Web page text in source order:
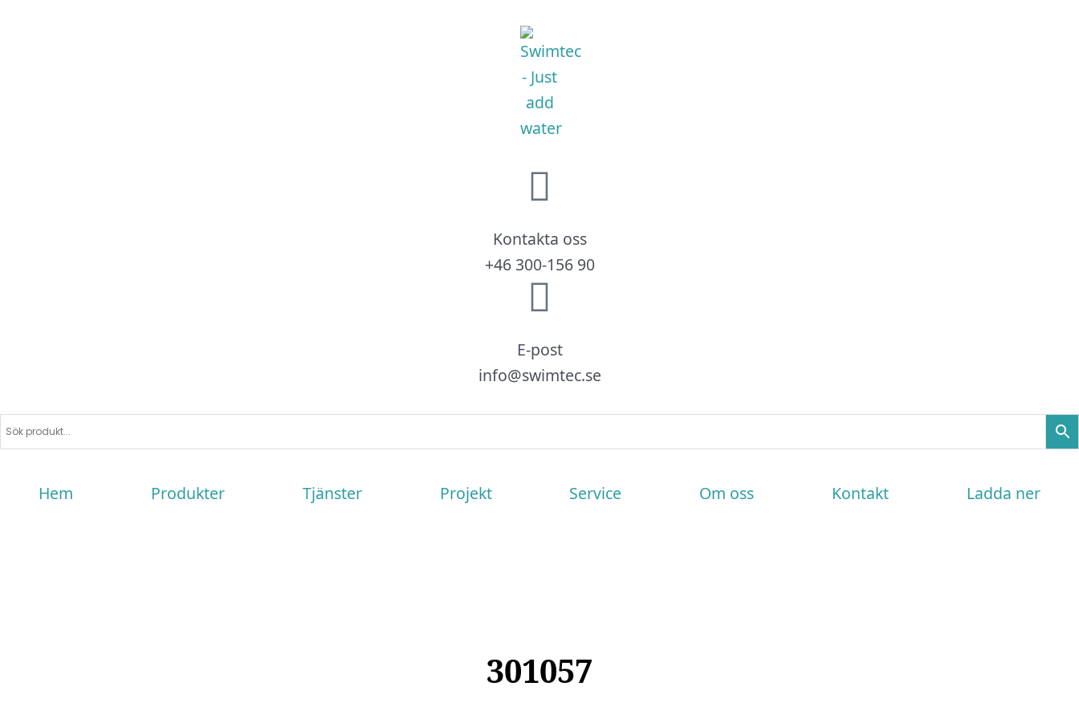
Kontakta oss
+46 300-156 90
E-post
info@swimtec.se
Hem Produkter Tjänster Projekt Service Om oss Kontakt Ladda ner
301057